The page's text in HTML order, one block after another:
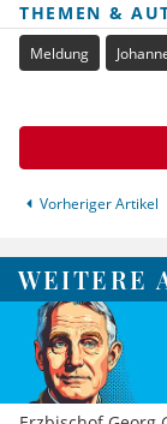
THEMEN &
Meldung
Vorheriger Artikel
WEITERE